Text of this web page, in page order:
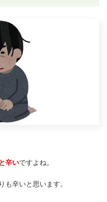
辛いですよね。
も辛いと思います。